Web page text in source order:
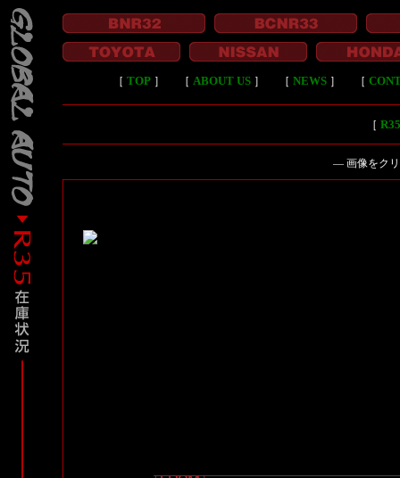
［ TOP］ ［ ABOUT US］ ［ NEWS］ ［
［
― 画像をク